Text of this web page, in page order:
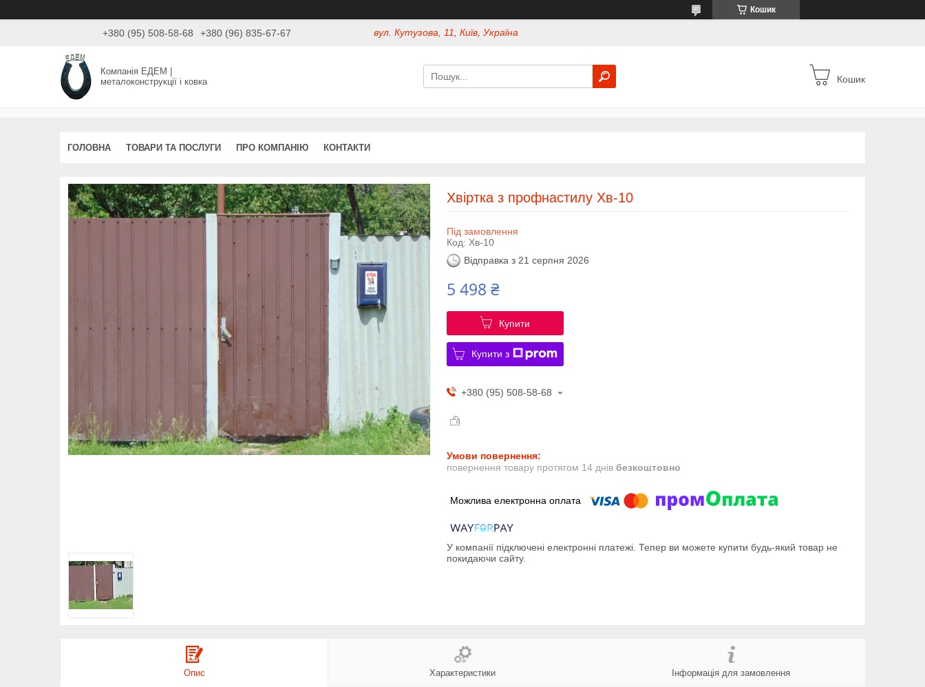
Кошик
+380 (95) 508-58-68 +380 (96) 835-67-67 вул. Кутузова, 11, Київ, Україна
Компанія ЕДЕМ |
металоконструкції і ковка
Кошик
ГОЛОВНА ТОВАРИ ТА ПОСЛУГИ ПРО КОМПАНІЮ КОНТАКТИ
Хвіртка з профнастилу Хв-10
Під замовлення
Код: Хв-10
Відправка з 21 серпня 2026
5 498 ₴
Купити
Купити з
+380 (95) 508-58-68
повернення товару протягом 14 днів безкоштовно
У компанії підключені електронні платежі. Тепер ви можете купити будь-який товар не
покидаючи сайту.
Опис Характеристики Інформація для замовлення